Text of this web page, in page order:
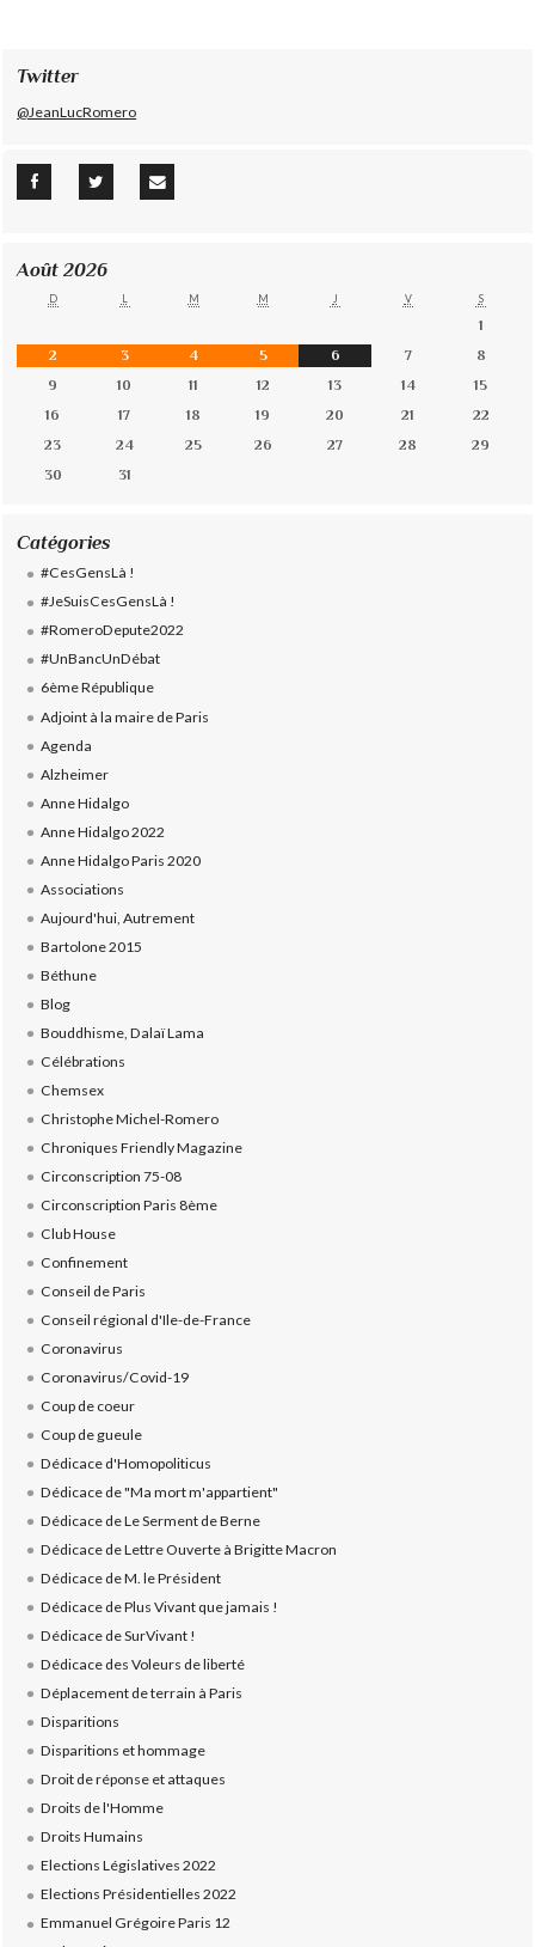
Twitter
@JeanLucRomero
Août 2026
D L M M J V S
1
2
3 4 5 6 7
8
9
10 11 12 13 14
15
16
17 18 19 20 21
22
23
24 25 26 27 28
29
30
31
Catégories
#CesGensLà !
#JeSuisCesGensLà !
#RomeroDepute2022
#UnBancUnDébat
6ème République
Adjoint à la maire de Paris
Agenda
Alzheimer
Anne Hidalgo
Anne Hidalgo 2022
Anne Hidalgo Paris 2020
Associations
Aujourd'hui, Autrement
Bartolone 2015
Béthune
Blog
Bouddhisme, Dalaï Lama
Célébrations
Chemsex
Christophe Michel-Romero
Chroniques Friendly Magazine
Circonscription 75-08
Circonscription Paris 8ème
Club House
Confinement
Conseil de Paris
Conseil régional d'Ile-de-France
Coronavirus
Coronavirus/Covid-19
Coup de coeur
Coup de gueule
Dédicace d'Homopoliticus
Dédicace de "Ma mort m'appartient"
Dédicace de Le Serment de Berne
Dédicace de Lettre Ouverte à Brigitte Macron
Dédicace de M. le Président
Dédicace de Plus Vivant que jamais !
Dédicace de SurVivant !
Dédicace des Voleurs de liberté
Déplacement de terrain à Paris
Disparitions
Disparitions et hommage
Droit de réponse et attaques
Droits de l'Homme
Droits Humains
Elections Législatives 2022
Elections Présidentielles 2022
Emmanuel Grégoire Paris 12